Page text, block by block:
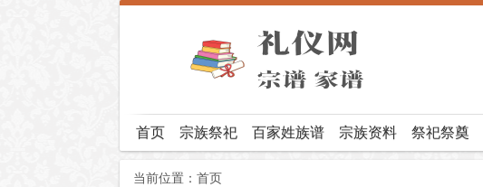
首页 宗族祭祀 百家姓族谱 宗族资料 祭祀祭奠
当前位置： 首页